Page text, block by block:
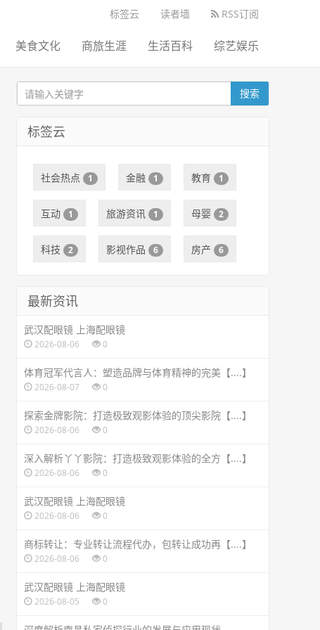
标签云 读者墙 RSS订阅
美食文化 商旅生涯 生活百科 综艺娱乐
搜索
标签云
社会热点 1 金融 1 教育 1
互动 1 旅游资讯 1 母婴 2
科技 2 影视作品 6 房产 6
最新资讯
武汉配眼镜 上海配眼镜
2026-08-06 0
体育冠军代言人：塑造品牌与体育精神的完美【....】
2026-08-07 0
探索金牌影院：打造极致观影体验的顶尖影院【....】
2026-08-06 0
深入解析丫丫影院：打造极致观影体验的全方【....】
2026-08-06 0
武汉配眼镜 上海配眼镜
2026-08-06 0
商标转让：专业转让流程代办，包转让成功再【....】
2026-08-06 0
武汉配眼镜 上海配眼镜
2026-08-05 0